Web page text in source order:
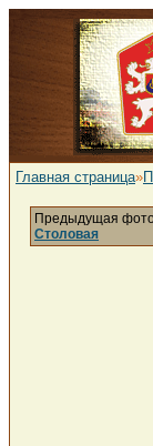
Главная страница»
Предыдущая
Столовая